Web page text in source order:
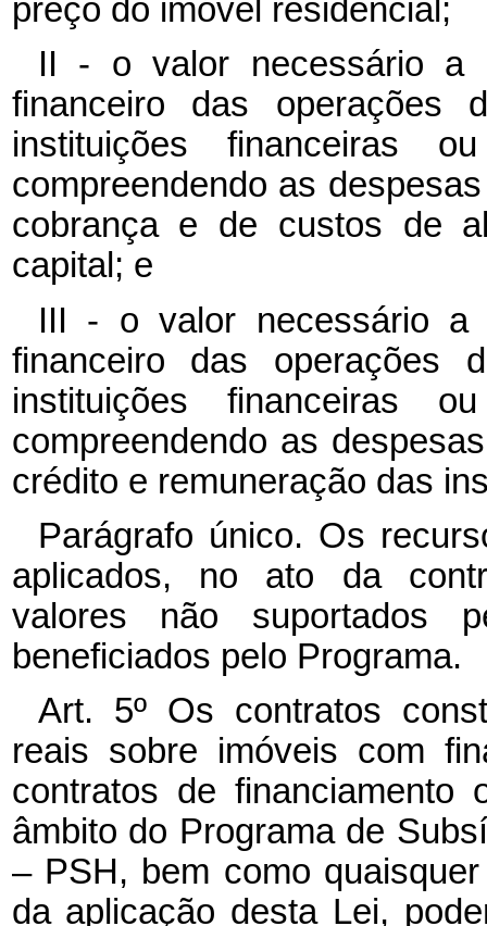
preço do imóvel residencial;
II - o valor necessário a
financeiro das operações
instituições financeiras
compreendendo as
cobrança e de custos de
capital; e
III - o valor necessário a
financeiro das operações
instituições financeiras
compreendendo as
crédito e remuneração das
Parágrafo único. Os
aplicados, no ato da
valores não suportados
beneficiados pelo Programa.
Art. 5º Os contratos
reais sobre imóveis com
contratos de financiamento
âmbito do Programa de
– PSH, bem como
da aplicação desta Lei,